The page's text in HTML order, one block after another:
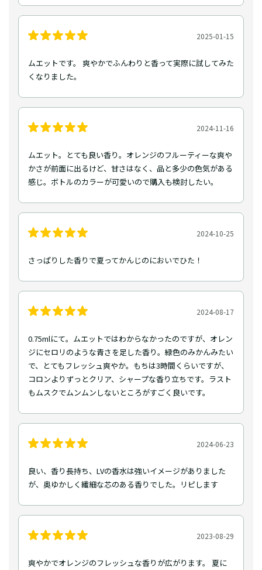
2025-01-15
ムエットです。 爽やかでふんわりと香って実際に試してみた
くなりました。
2024-11-16
ムエット。とても良い香り。オレンジのフルーティーな爽や
かさが前面に出るけど、甘さはなく、品と多少の色気がある
感じ。ボトルのカラーが可愛いので購入も検討したい。
2024-10-25
さっぱりした香りで夏ってかんじのにおいでひた！
2024-08-17
0.75mlにて。ムエットではわからなかったのですが、オレン
ジにセロリのような青さを足した香り。緑色のみかんみたい
で、とてもフレッシュ爽やか。もちは3時間くらいですが、
コロンよりずっとクリア、シャープな香り立ちです。ラスト
もムスクでムンムンしないところがすごく良いです。
2024-06-23
良い、香り長持ち、LVの香水は強いイメージがありました
が、奥ゆかしく繊細な芯のある香りでした。リピします
2023-08-29
爽やかでオレンジのフレッシュな香りが広がります。 夏に